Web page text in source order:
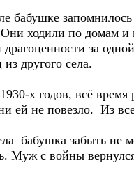
Они ходили по
за
другого села.
х годов, всё время
ей не повезло. Из
забыть не
Муж с войны